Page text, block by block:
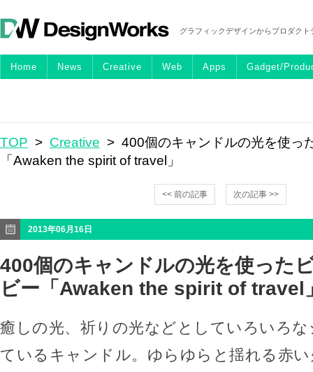
グラフィックデザインからプロダク
Home News Creative Web Apps Gadget/
TOP > Creative > 400個のキャンドルの光を使っ
「Awaken the spirit of travel」
<< 前の記事 次の記事 >>
2013年06月16日
400個のキャンドルの光を使った
ビー「Awaken the spirit of travel
癒しの光、祈りの光などとしていろいろ
ているキャンドル。ゆらゆらと揺れる赤